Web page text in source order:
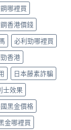
哪裡買
香港價錢
必利勁哪裡買
香港
日本藤素詐騙
士效果
黑金價格
金哪裡買